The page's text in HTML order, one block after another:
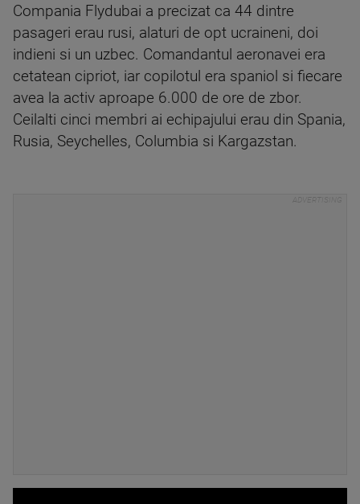
Compania Flydubai a precizat ca 44 dintre
pasageri erau rusi, alaturi de opt ucraineni, doi
indieni si un uzbec. Comandantul aeronavei era
cetatean cipriot, iar copilotul era spaniol si fiecare
avea la activ aproape 6.000 de ore de zbor.
Ceilalti cinci membri ai echipajului erau din Spania,
Rusia, Seychelles, Columbia si Kargazstan.